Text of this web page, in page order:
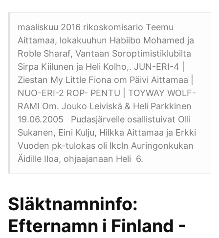
maaliskuu 2016 rikoskomisario Teemu
Aittamaa, lokakuuhun Habiibo Mohamed ja
Roble Sharaf, Vantaan Soroptimistiklubilta
Sirpa Kiilunen ja Heli Kolho,. JUN-ERI-4 |
Ziestan My Little Fiona om Päivi Aittamaa |
NUO-ERI-2 ROP- PENTU | TOYWAY WOLF-
RAMI Om. Jouko Leiviskä & Heli Parkkinen
19.06.2005 Pudasjärvelle osallistuivat Olli
Sukanen, Eini Kulju, Hilkka Aittamaa ja Erkki
Vuoden pk-tulokas oli lkcln Auringonkukan
Äidille Iloa, ohjaajanaan Heli 6.
Släktnamninfo:
Efternamn i Finland -